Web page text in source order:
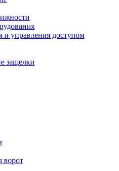
и управления доступом
защелки
ворот